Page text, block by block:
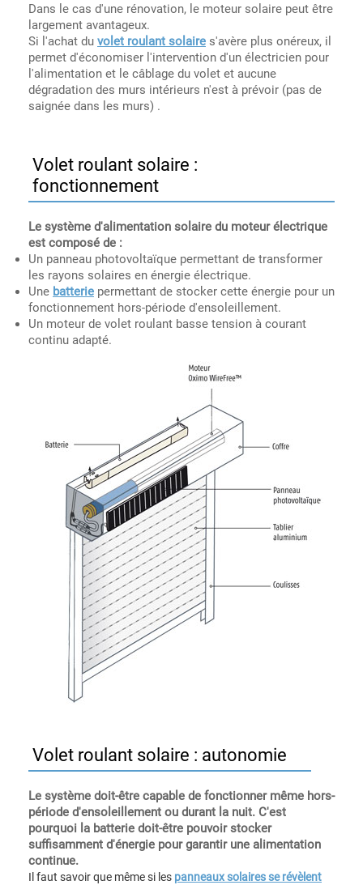
Dans le cas d'une rénovation, le moteur solaire peut être
largement avantageux.
Si l'achat du volet roulant solaire s'avère plus onéreux, il
permet d'économiser l'intervention d'un électricien pour
l'alimentation et le câblage du volet et aucune
dégradation des murs intérieurs n'est à prévoir (pas de
saignée dans les murs) .
Volet roulant solaire :
fonctionnement
Le système d'alimentation solaire du moteur électrique
est composé de :
Un panneau photovoltaïque permettant de transformer
les rayons solaires en énergie électrique.
Une batterie permettant de stocker cette énergie pour un
fonctionnement hors-période d'ensoleillement.
Un moteur de volet roulant basse tension à courant
continu adapté.
Volet roulant solaire : autonomie
Le système doit-être capable de fonctionner même hors-
période d'ensoleillement ou durant la nuit. C'est
pourquoi la batterie doit-être pouvoir stocker
suffisamment d'énergie pour garantir une alimentation
continue.
Il faut savoir que même si les panneaux solaires se révèlent